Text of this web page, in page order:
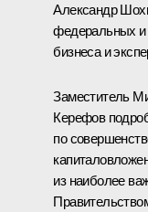
Александр
федеральных и
бизнеса и
Заместитель
Керефов
по
из наиболее